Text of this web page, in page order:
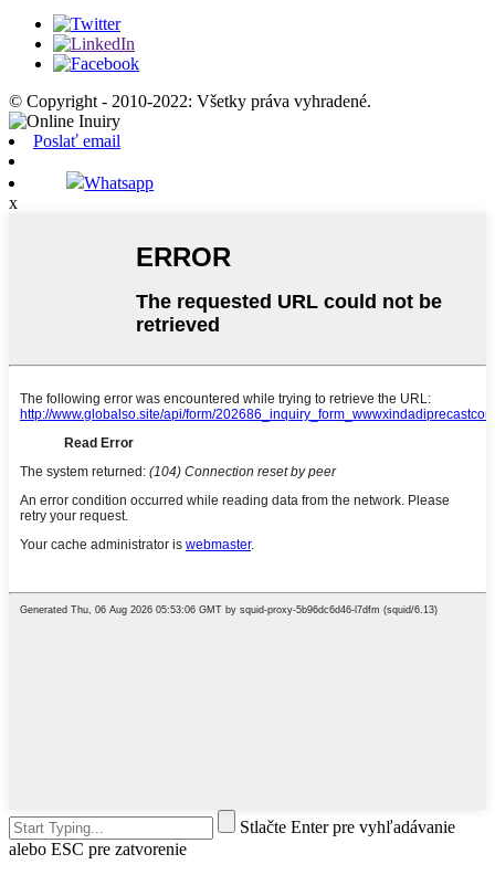
© Copyright - 2010-2022: Všetky práva vyhradené.
Poslať email
Whatsapp
x
Stlačte Enter pre vyhľadávanie
alebo ESC pre zatvorenie